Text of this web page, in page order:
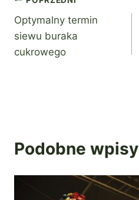
wpisu
Optymalny termin
siewu buraka
cukrowego
Podobne wpisy